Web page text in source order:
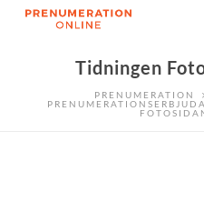
Tidningen
PRENUMERATION